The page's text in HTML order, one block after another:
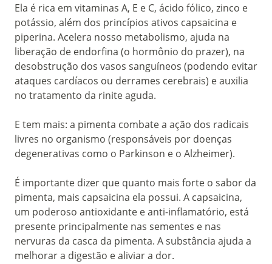
Ela é rica em vitaminas A, E e C, ácido fólico, zinco e
potássio, além dos princípios ativos capsaicina e
piperina. Acelera nosso metabolismo, ajuda na
liberação de endorfina (o hormônio do prazer), na
desobstrução dos vasos sanguíneos (podendo evitar
ataques cardíacos ou derrames cerebrais) e auxilia
no tratamento da rinite aguda.
E tem mais: a pimenta combate a ação dos radicais
livres no organismo (responsáveis por doenças
degenerativas como o Parkinson e o Alzheimer).
É importante dizer que quanto mais forte o sabor da
pimenta, mais capsaicina ela possui. A capsaicina,
um poderoso antioxidante e anti-inflamatório, está
presente principalmente nas sementes e nas
nervuras da casca da pimenta. A substância ajuda a
melhorar a digestão e aliviar a dor.